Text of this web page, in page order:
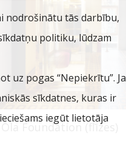
Ola Foundation (flīzes)
nodrošinātu tās darbību,
politiku, lūdzam
uz pogas “Nepiekrītu”. Ja
sīkdatnes, kuras ir
iegūt lietotāja